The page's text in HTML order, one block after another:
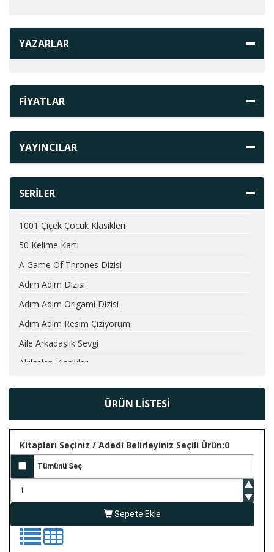
YAZARLAR
FİYATLAR
YAYINCILAR
SERİLER
1001 Çiçek Çocuk Klasikleri
50 Kelime Kartı
A Game Of Thrones Dizisi
Adım Adım Dizisi
Adım Adım Origami Dizisi
Adım Adım Resim Çiziyorum
Aile Arkadaşlık Sevgi
Akılçelen Klasikler
Ali Püsküllüoğlu Sözlükleri
Alice Öyküleri
All You Need Is Kill Öldür Yet
Amy Plum Kitapları
Anaokulu Matematik Dizisi
Anne Tavuk Anlatıyor Dizisi
ÜRÜN LİSTESİ
Kitapları Seçiniz / Adedi Belirleyiniz Seçili Ürün:0
Sepete Ekle